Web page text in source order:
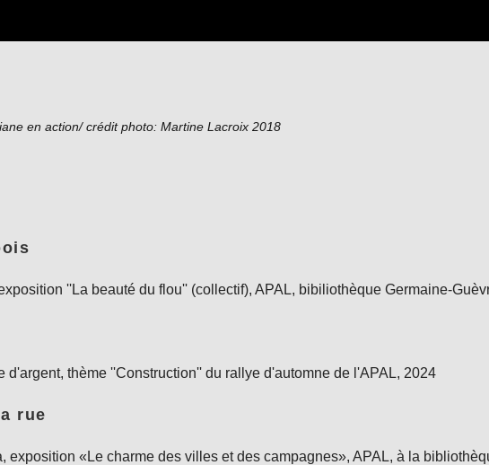
en action/ crédit photo: Martine Lacroix 2018
''La beauté du flou'' (collectif), APAL, bibiliothèque Germaine-
d'argent, thème ''Construction'' du rallye d'automne de l'APAL, 2024
rue
exposition «Le charme des villes et des campagnes», APAL, à la